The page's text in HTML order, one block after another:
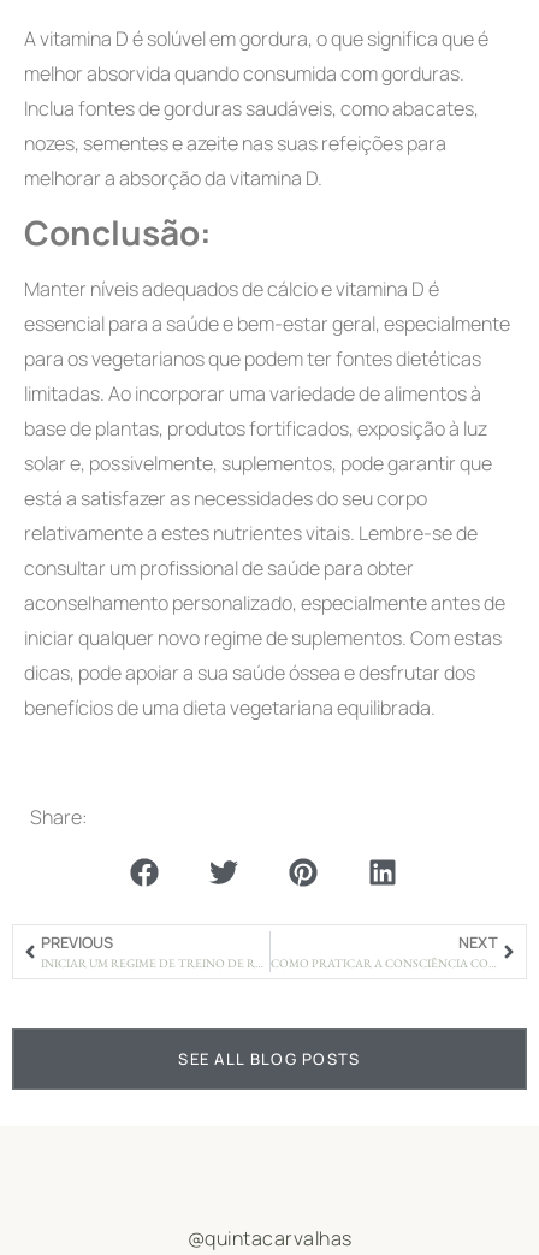
A vitamina D é solúvel em gordura, o que significa que é
melhor absorvida quando consumida com gorduras.
Inclua fontes de gorduras saudáveis, como abacates,
nozes, sementes e azeite nas suas refeições para
melhorar a absorção da vitamina D.
Conclusão:
Manter níveis adequados de cálcio e vitamina D é
essencial para a saúde e bem-estar geral, especialmente
para os vegetarianos que podem ter fontes dietéticas
limitadas. Ao incorporar uma variedade de alimentos à
base de plantas, produtos fortificados, exposição à luz
solar e, possivelmente, suplementos, pode garantir que
está a satisfazer as necessidades do seu corpo
relativamente a estes nutrientes vitais. Lembre-se de
consultar um profissional de saúde para obter
aconselhamento personalizado, especialmente antes de
iniciar qualquer novo regime de suplementos. Com estas
dicas, pode apoiar a sua saúde óssea e desfrutar dos
benefícios de uma dieta vegetariana equilibrada.
Share:
PREVIOUS
INICIAR UM REGIME DE TREINO DE RESISTÊNCIA SUAVE
NEXT
COMO PRATICAR A CONSCIÊNCIA CORPORAL
SEE ALL BLOG POSTS
@quintacarvalhas